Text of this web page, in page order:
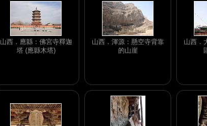
山西．應縣：佛宮寺釋迦
塔 (應縣木塔)
山西．渾源：懸空寺背靠
的山崖
山西．